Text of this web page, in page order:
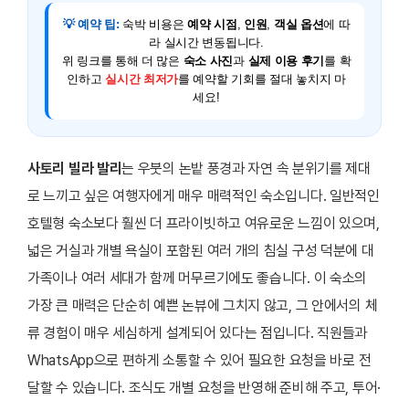
💡 예약 팁: 숙박 비용은예약 시점 , 인원, 객실 옵션에 따
라 실시간 변동됩니다.
위 링크를 통해 더 많은 숙소 사진과 실제 이용 후기 를 확
인하고실시간 최저가를 예약할 기회를 절대 놓치지 마
세요!
사토리 빌라 발리는 우붓의 논밭 풍경과 자연 속 분위기를 제대
로 느끼고 싶은 여행자에게 매우 매력적인 숙소입니다. 일반적인
호텔형 숙소보다 훨씬 더 프라이빗하고 여유로운 느낌이 있으며,
넓은 거실과 개별 욕실이 포함된 여러 개의 침실 구성 덕분에 대
가족이나 여러 세대가 함께 머무르기에도 좋습니다. 이 숙소의
가장 큰 매력은 단순히 예쁜 논뷰에 그치지 않고, 그 안에서의 체
류 경험이 매우 세심하게 설계되어 있다는 점입니다. 직원들과
WhatsApp으로 편하게 소통할 수 있어 필요한 요청을 바로 전
달할 수 있습니다. 조식도 개별 요청을 반영해 준비해 주고, 투어·